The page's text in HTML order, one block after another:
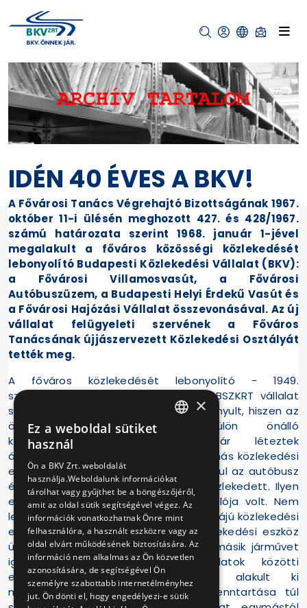
IDÉN 40 ÉVES A BKV!
A Fővárosi Tanács Végrehajtó Bizottságának 1967.
október 11-i ülésén meghozott 427. és 428/1967.
számú határozata szerint 1968. január 1-jével
megalakult a főváros közösségi közlekedését
lebonyolító Budapesti Közlekedési Vállalat (BKV):
a Fővárosi Villamosvasút, a Fővárosi
Autóbuszüzem, a Budapesti Helyi Érdekű Vasút és
a Fővárosi Hajózási Vállalat összevonásával. Az új
vállalat felügyeleti szervének a Főváros
Tanácsának újjászervezett Közlekedési Osztályát
tették meg.
A főváros közlekedését lebonyolító - 1949.
szeptember 30-a előtt egységes - BSZKRT vállalat
szétbontása hibás intézkedésnek bizonyult, hiszen az
önállósított vállalatok külön-külön önálló
közlekedéspolitikát folytattak. Bár léteztek
átszállójegyek, ezekkel nem lehetett más közlekedési
eszközre átszállni, akkor sem, ha például az autóbusz
és a trolibusz is azonos útvonalon közlekedett. Ilyen
esetekben mindkettőnek külön megállója volt. Nem
lehetett tehát átszállni a drágább tarifájú közlekedési
eszközről az olcsóbbra, valamely közlekedési eszköz
üzemzavara esetén sem lehetett a másik járművet
igénybe venni. Az egyes vállalatok közötti
együttműködés helyett verseny alakult ki
mindamellett, hogy a társaságok fenntartása túl
×
Ez a weboldal sütiket
használ
Ön a BKV Zrt. weboldalát
használja.Weboldalunk információkat
tárolhat vagy gyűjthet be a böngészőjéről,
amit az oldal sütik segítségével végez. Az
információk vonatkozhatnak Önre mint
felhasználóra, a használt eszközre vagy az
oldal elvárt működésének biztosítására. Az
információ nem alkalmas az Ön közvetlen
azonosítására, de segítségével Ön
személyre szabottabb internetélményhez
jut. Ön dönti el, hogy engedélyezi-e sütik